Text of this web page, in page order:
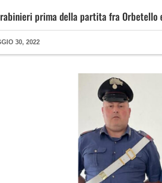
prima della partita fra Orbetello
30, 2022